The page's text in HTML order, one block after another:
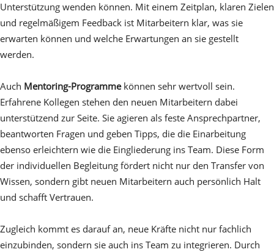
Unterstützung wenden können. Mit einem Zeitplan, klaren Zielen
und regelmäßigem Feedback ist Mitarbeitern klar, was sie
erwarten können und welche Erwartungen an sie gestellt
werden.
Auch Mentoring-Programmekönnen sehr wertvoll sein.
Erfahrene Kollegen stehen den neuen Mitarbeitern dabei
unterstützend zur Seite. Sie agieren als feste Ansprechpartner,
beantworten Fragen und geben Tipps, die die Einarbeitung
ebenso erleichtern wie die Eingliederung ins Team. Diese Form
der individuellen Begleitung fördert nicht nur den Transfer von
Wissen, sondern gibt neuen Mitarbeitern auch persönlich Halt
und schafft Vertrauen.
Zugleich kommt es darauf an, neue Kräfte nicht nur fachlich
einzubinden, sondern sie auch ins Team zu integrieren. Durch